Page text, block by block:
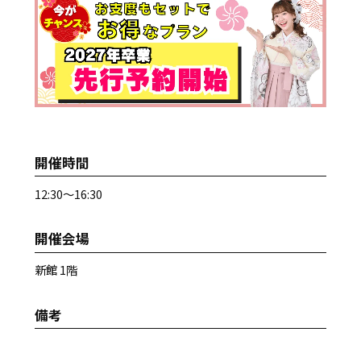
開催時間
12:30～16:30
開催会場
新館 1階
備考